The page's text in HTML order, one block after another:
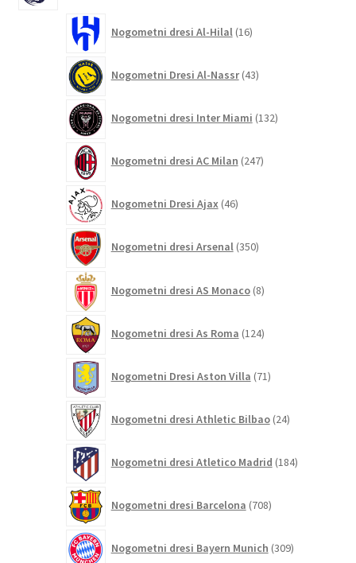
Nogometni dresi Al-Hilal 16izdelkov
Nogometni Dresi Al-Nassr 43izdelkov
Nogometni dresi Inter Miami 132izdelkov
Nogometni dresi AC Milan 247izdelkov
Nogometni Dresi Ajax 46izdelkov
Nogometni dresi Arsenal 350izdelkov
Nogometni dresi AS Monaco 8izdelkov
Nogometni dresi As Roma 124izdelkov
Nogometni Dresi Aston Villa 71izdelkov
Nogometni dresi Athletic Bilbao 24izdelkov
Nogometni dresi Atletico Madrid 184izdelkov
Nogometni dresi Barcelona 708izdelkov
Nogometni dresi Bayern Munich 309izdelkov